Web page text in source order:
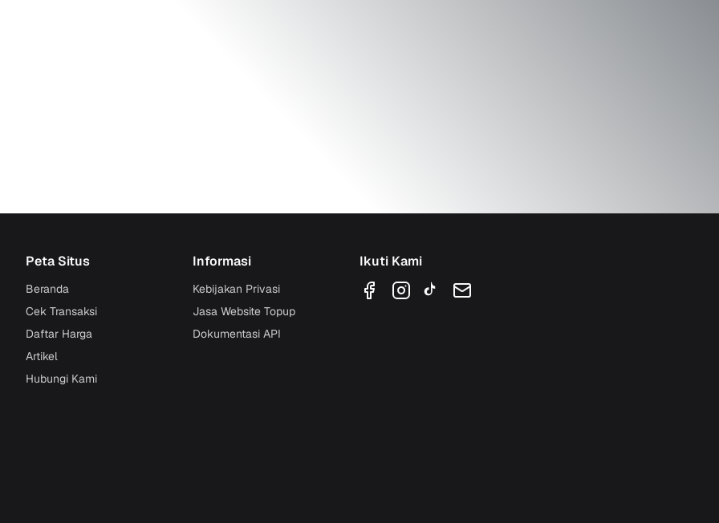
Peta Situs
Beranda
Cek Transaksi
Daftar Harga
Artikel
Hubungi Kami
Informasi
Kebijakan Privasi
Jasa Website Topup
Dokumentasi API
Ikuti Kami